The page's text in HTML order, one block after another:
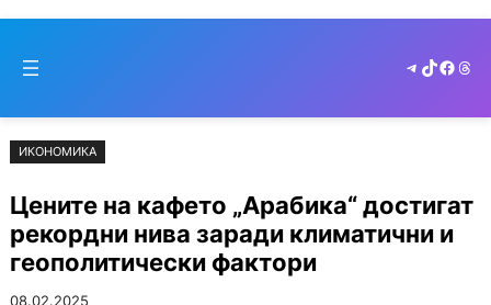
съдържанието
to
Telegram
TikTok
ИКОНОМИКА
Цените на кафето „Арабика“ достигат
рекордни нива заради климатични и
геополитически фактори
08.02.2025